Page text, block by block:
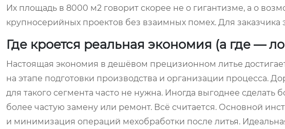
Их площадь в 8000 м2 говорит скорее не о гигантизме, а о
крупносерийных проектов без взаимных помех. Для заказчика
Где кроется реальная экономия (а где —
Настоящая экономия в дешёвом прецизионном литье
на этапе подготовки производства и организации процесса.
для такого сегмента часто не нужна. Иногда выгоднее
более частую замену или ремонт. Всё считается. Основной
и минимизация операций мехобработки после литья.